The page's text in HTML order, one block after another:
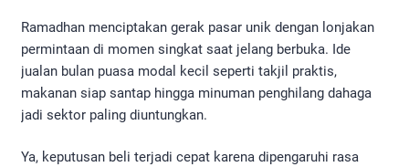
Ramadhan menciptakan gerak pasar unik dengan lonjakan
permintaan di momen singkat saat jelang berbuka. Ide
jualan bulan puasa modal kecil seperti takjil praktis,
makanan siap santap hingga minuman penghilang dahaga
jadi sektor paling diuntungkan.
Ya, keputusan beli terjadi cepat karena dipengaruhi rasa